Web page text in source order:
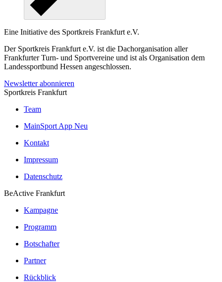
Eine Initiative des Sportkreis Frankfurt e.V.
Der Sportkreis Frankfurt e.V. ist die Dachorganisation aller
Frankfurter Turn- und Sportvereine und ist als Organisation dem
Landessportbund Hessen angeschlossen.
Newsletter abonnieren
Sportkreis Frankfurt
Team
MainSport App Neu
Kontakt
Impressum
Datenschutz
BeActive Frankfurt
Kampagne
Programm
Botschafter
Partner
Rückblick